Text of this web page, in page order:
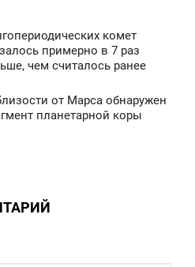
комет
примерно в 7 раз
чем считалось ранее
от Марса обнаружен
планетарной коры